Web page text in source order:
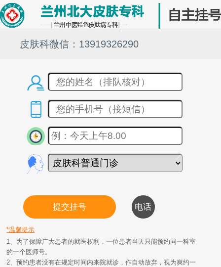
皮肤科微信：13919326290
*温馨提示
1、为了保障广大患者的就医权利，一位患者当天只能预约同一科室
的一个医师号。
2、预约患者没有在规定时间内来院就诊，作自动放弃，视为爽约一